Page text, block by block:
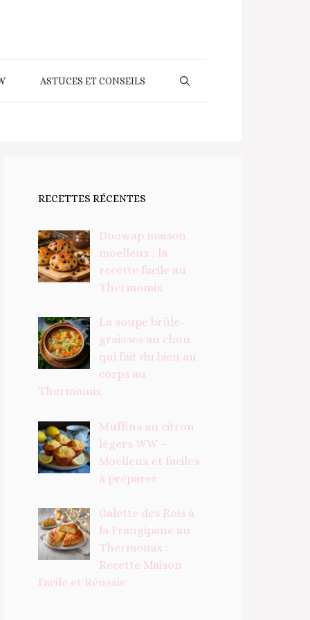
ASTUCES ET CONSEILS
RECETTES RÉCENTES
Doowap maison
moelleux : la
recette facile au
Thermomix
La soupe brûle-
graisses au chou
qui fait du bien au
corps au
Thermomix
Muffins au citron
légers WW –
Moelleux et faciles
à préparer
Galette des Rois à
la Frangipane au
Thermomix :
Recette Maison
Facile et Réussie